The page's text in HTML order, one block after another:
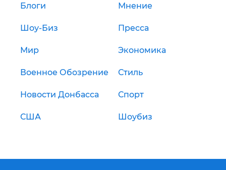
Блоги Мнение
Шоу-Биз Пресса
Мир Экономика
Военное Обозрение Стиль
Новости Донбасса Спорт
США Шоубиз